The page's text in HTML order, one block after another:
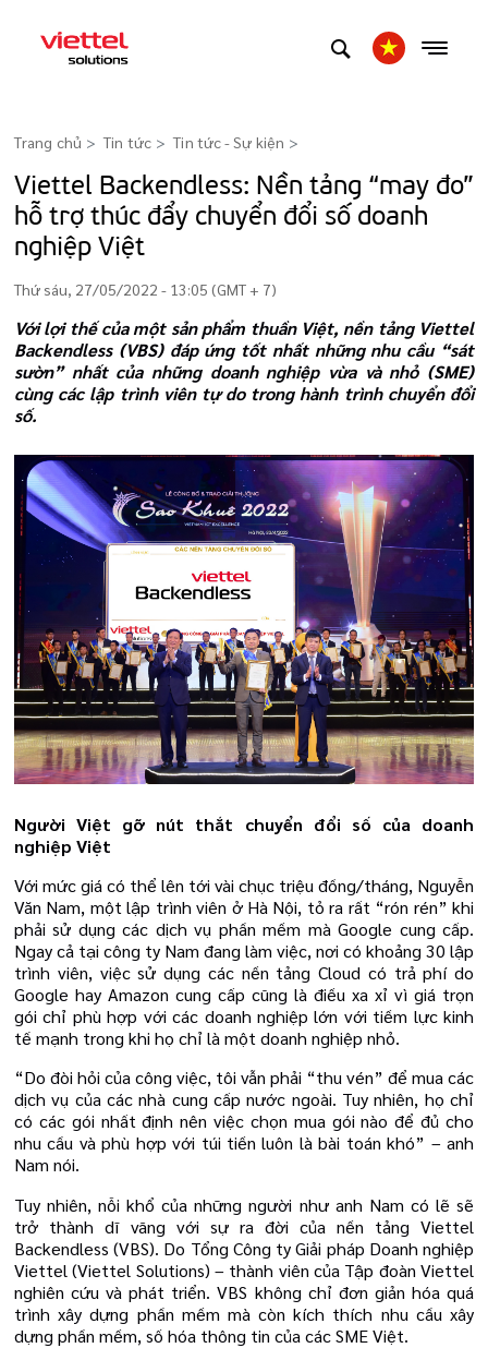
Trang chủ Tin tức Tin tức - Sự kiện >
Viettel Backendless: Nền tảng “may đo”
hỗ trợ thúc đẩy chuyển đổi số doanh
nghiệp Việt
Thứ sáu, 27/05/2022 - 13:05 (GMT + 7)
Với lợi thế của một sản phẩm thuần Việt, nền tảng Viettel
Backendless (VBS) đáp ứng tốt nhất những nhu cầu “sát
sườn” nhất của những doanh nghiệp vừa và nhỏ (SME)
cùng các lập trình viên tự do trong hành trình chuyển đổi
số.
Người Việt gỡ nút thắt chuyển đổi số của doanh
nghiệp Việt
Với mức giá có thể lên tới vài chục triệu đồng/tháng, Nguyễn
Văn Nam, một lập trình viên ở Hà Nội, tỏ ra rất “rón rén” khi
phải sử dụng các dịch vụ phần mềm mà Google cung cấp.
Ngay cả tại công ty Nam đang làm việc, nơi có khoảng 30 lập
trình viên, việc sử dụng các nền tảng Cloud có trả phí do
Google hay Amazon cung cấp cũng là điều xa xỉ vì giá trọn
gói chỉ phù hợp với các doanh nghiệp lớn với tiềm lực kinh
tế mạnh trong khi họ chỉ là một doanh nghiệp nhỏ.
“Do đòi hỏi của công việc, tôi vẫn phải “thu vén” để mua các
dịch vụ của các nhà cung cấp nước ngoài. Tuy nhiên, họ chỉ
có các gói nhất định nên việc chọn mua gói nào để đủ cho
nhu cầu và phù hợp với túi tiền luôn là bài toán khó” – anh
Nam nói.
Tuy nhiên, nỗi khổ của những người như anh Nam có lẽ sẽ
trở thành dĩ vãng với sự ra đời của nền tảng Viettel
Backendless (VBS). Do Tổng Công ty Giải pháp Doanh nghiệp
Viettel (Viettel Solutions) – thành viên của Tập đoàn Viettel
nghiên cứu và phát triển. VBS không chỉ đơn giản hóa quá
trình xây dựng phần mềm mà còn kích thích nhu cầu xây
dựng phần mềm, số hóa thông tin của các SME Việt.